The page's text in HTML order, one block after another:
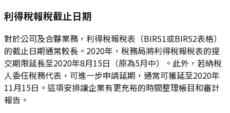
利得稅報稅截止日期
對於公司及合夥業務，利得稅報稅表（BIR51或BIR52表格）
的截止日期通常較長。2020年，稅務局將利得稅報稅表的提
交期限延長至2020年8月15日（原為5月中）。此外，若納稅
人委任稅務代表，可進一步申請延期，通常可獲延至2020年
11月15日。這項安排讓企業有更充裕的時間整理帳目和審計
報告。